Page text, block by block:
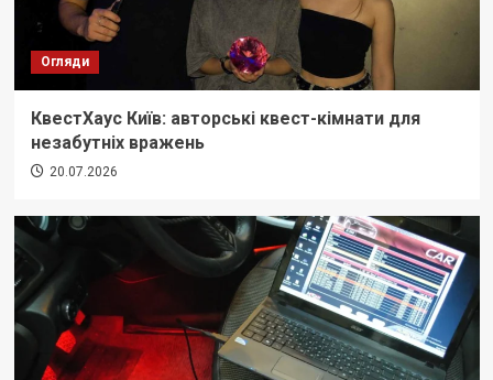
Огляди
КвестХаус Київ: авторські квест-кімнати для
незабутніх вражень
20.07.2026